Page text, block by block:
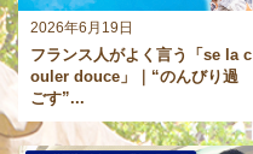
2026年6月19日
フランス人がよく言う「se la c
ouler douce」｜“のんびり過
ごす”...